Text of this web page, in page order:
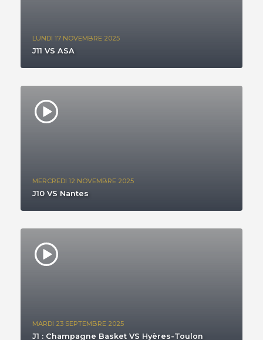
LUNDI 17 NOVEMBRE 2025
J11 VS ASA
MERCREDI 12 NOVEMBRE 2025
J10 VS Nantes
MARDI 23 SEPTEMBRE 2025
J1 : Champagne Basket VS Hyères-Toulon